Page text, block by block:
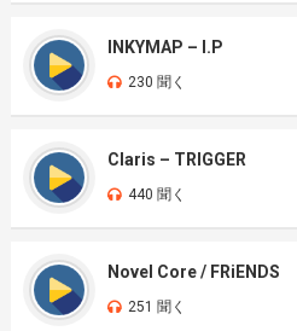
INKYMAP – I.P
230 聞く
Claris – TRIGGER
440 聞く
Novel Core / FRiENDS
251 聞く